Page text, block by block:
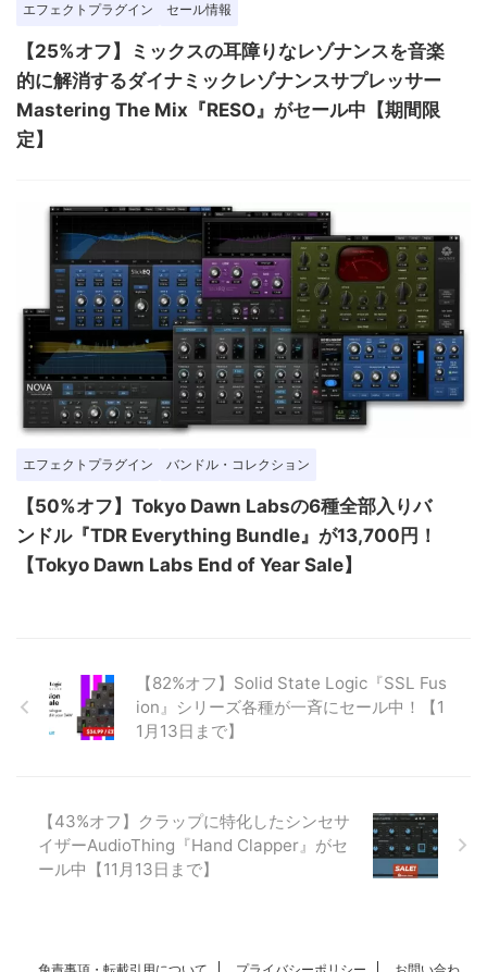
エフェクトプラグイン セール情報
【25%オフ】ミックスの耳障りなレゾナンスを音楽
的に解消するダイナミックレゾナンスサプレッサー
Mastering The Mix『RESO』がセール中【期間限
定】
エフェクトプラグイン バンドル・コレクション
【50%オフ】Tokyo Dawn Labsの6種全部入りバ
ンドル『TDR Everything Bundle』が13,700円！
【Tokyo Dawn Labs End of Year Sale】
【82%オフ】Solid State Logic『SSL Fus
ion』シリーズ各種が一斉にセール中！【1
1月13日まで】
【43%オフ】クラップに特化したシンセサ
イザーAudioThing『Hand Clapper』がセ
ール中【11月13日まで】